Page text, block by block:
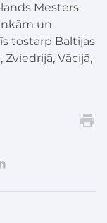
Mesters.
un
tostarp Baltijas
Zviedrijā, Vācijā,